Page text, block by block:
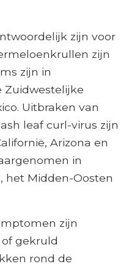
zijn voor
zijn
zijn in
Zuidwestelijke
Uitbraken van
leaf curl-virus zijn
Arizona en
in
het Midden-Oosten
zijn
gekruld
rond de